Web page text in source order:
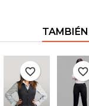
favorite_border favorite_border